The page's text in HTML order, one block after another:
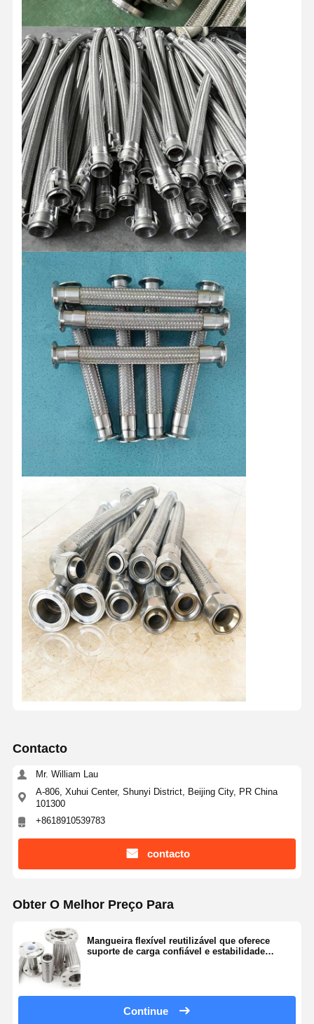
Contacto
Mr. William Lau
A-806, Xuhui Center, Shunyi District, Beijing City, PR China
101300
+8618910539783
contacto
Obter O Melhor Preço Para
Mangueira flexível reutilizável que oferece
suporte de carga confiável e estabilidade
Continue